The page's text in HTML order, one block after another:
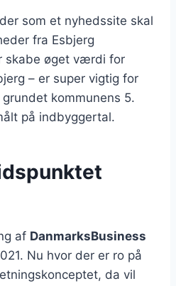
som et nyhedssite skal
fra Esbjerg
skabe øget værdi for
– er super vigtig for
kommunens 5.
på indbyggertal.
af DanmarksBusiness
Nu hvor der er ro på
da vil